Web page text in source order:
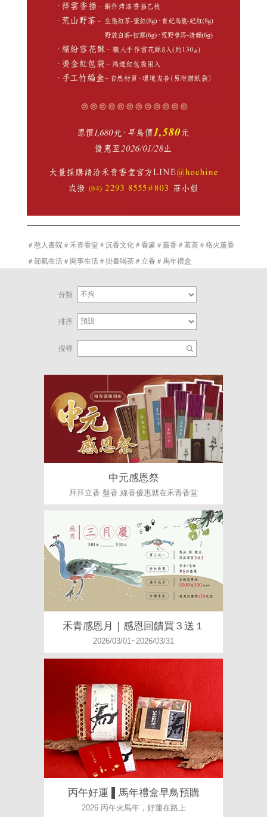
＃憨人書院＃ 禾青香堂＃ 沉香文化＃ 香篆 ＃ 薰香 ＃ 茗茶＃ 格火薰香
＃ 節氣生活＃ 閑事生活＃ 掛畫喝茶＃ 立香 ＃ 馬年禮盒
分類
排序
搜尋
中元感恩祭
拜拜立香.盤香.線香優惠就在禾青香堂
禾青感恩月｜感恩回饋買３送１
2026/03/01~2026/03/31
丙午好運 ▌馬年禮盒早鳥預購
2026 丙午火馬年，好運在路上